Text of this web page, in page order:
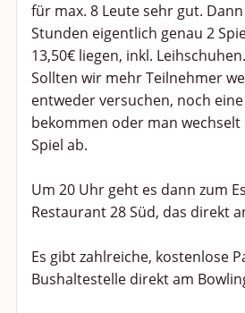
Archiv
für max. 8 Leute sehr gut.
Stunden eigentlich genau 2
13,50€ liegen, inkl. Leihschuhen.
Sollten wir mehr Teilnehmer
entweder versuchen, noch eine
bekommen oder man wechselt
Spiel ab.
Um 20 Uhr geht es dann zum
Restaurant 28 Süd, das direkt
Es gibt zahlreiche, kostenlose
Bushaltestelle direkt am